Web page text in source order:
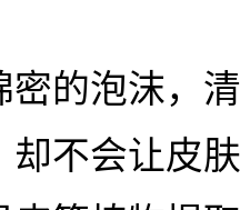
密的泡沫，
却不会让皮